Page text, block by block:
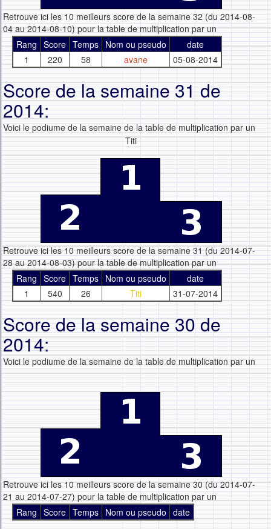
Retrouve ici les 10 meilleurs score de la semaine 32 (du 2014-08-
04 au 2014-08-10) pour la table de multiplication par un
Rang Score Temps Nom ou pseudo
date
1
220 58 avane 05-08-2014
Score de la semaine 31 de
2014:
Voici le podiume de la semaine de la table de multiplication par un
Titi
Retrouve ici les 10 meilleurs score de la semaine 31 (du 2014-07-
28 au 2014-08-03) pour la table de multiplication par un
Rang Score Temps Nom ou pseudo
date
1
540 26 Titi 31-07-2014
Score de la semaine 30 de
2014:
Voici le podiume de la semaine de la table de multiplication par un
Retrouve ici les 10 meilleurs score de la semaine 30 (du 2014-07-
21 au 2014-07-27) pour la table de multiplication par un
Rang Score Temps Nom ou pseudo date